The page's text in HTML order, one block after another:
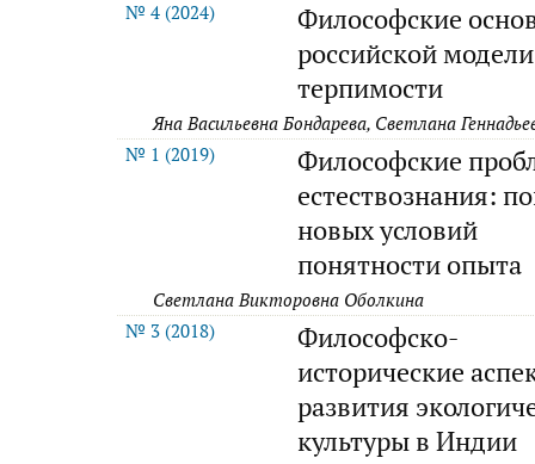
№ 4 (2024)
Философские
российской модели
терпимости
Яна Васильевна Бондарева, Светлана
№ 1 (2019)
Философские
естествознания:
новых условий
понятности опыта
Светлана Викторовна Оболкина
№ 3 (2018)
Философско-
исторические
развития
культуры в Индии